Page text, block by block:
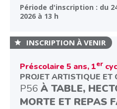
Période d'inscription : du
2026 à 13 h
Préscolaire 5 ans, 1er
PROJET ARTISTIQUE ET
P56 À TABLE,
MORTE ET REPAS
INSCRIPTION À VENIR